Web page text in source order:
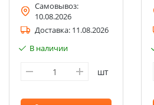
Самовывоз:
10.08.2026
Доставка: 11.08.2026
В наличии
шт